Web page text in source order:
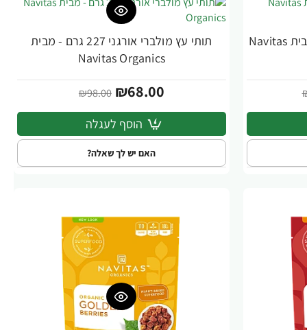
פירות אסאי אורגני 227 גרם - מבית Navitas -31%
תותי עץ מולברי אורגני 227 גרם - מבית
Navitas Organics
₪68.00
₪98.00
הוסף לעגלה
האם יש לך שאלה?